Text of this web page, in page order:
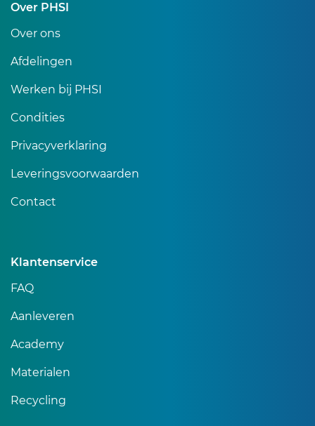
Over PHSI
Over ons
Afdelingen
Werken bij PHSI
Condities
Privacyverklaring
Leveringsvoorwaarden
Contact
Klantenservice
FAQ
Aanleveren
Academy
Materialen
Recycling